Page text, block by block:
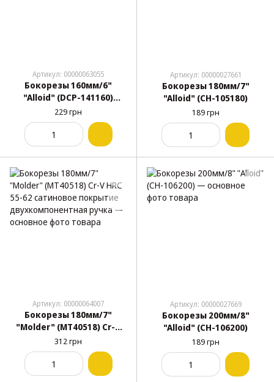
Артикул: 00000063055
Бокорезы 160мм/6"
"Alloid" (DCP-141160)
диэлектрические
229 грн
Артикул: 00000027661
Бокорезы 180мм/7"
"Alloid" (CH-105180)
189 грн
Артикул: 00000064007
Бокорезы 180мм/7"
"Molder" (MT40518) Cr-V
HRC 55-62 сатиновое
покрытие
двухкомпонентная
ручка
312 грн
Артикул: 00000027669
Бокорезы 200мм/8"
"Alloid" (CH-106200)
189 грн